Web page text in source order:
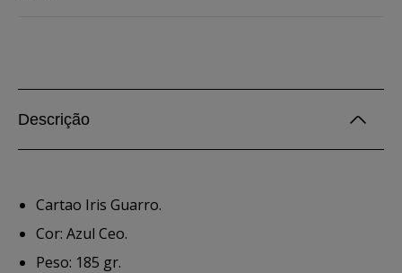
Descrição
Cartao Iris Guarro.
Cor: Azul Ceo.
Peso: 185 gr.